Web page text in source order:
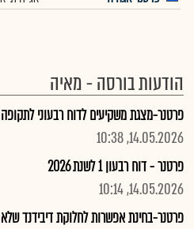
הודעות בורסה - מאיה
פרטנר-מצגת משקיעים לדוח רבעוני לתקופה
14.05.2026, 10:38
פרטנר - דוח רבעון 1 לשנת 2026
14.05.2026, 10:14
פרטנר-בחינת אפשרות לחלוקת דיבידנד